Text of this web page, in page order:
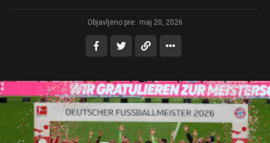
Objavljeno pre: maj 20, 2026